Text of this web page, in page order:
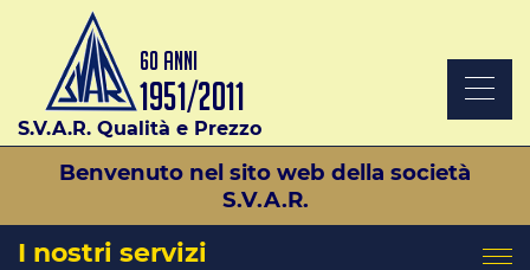
S.V.A.R. Qualità e Prezzo
Benvenuto nel sito web della società
S.V.A.R.
I nostri servizi